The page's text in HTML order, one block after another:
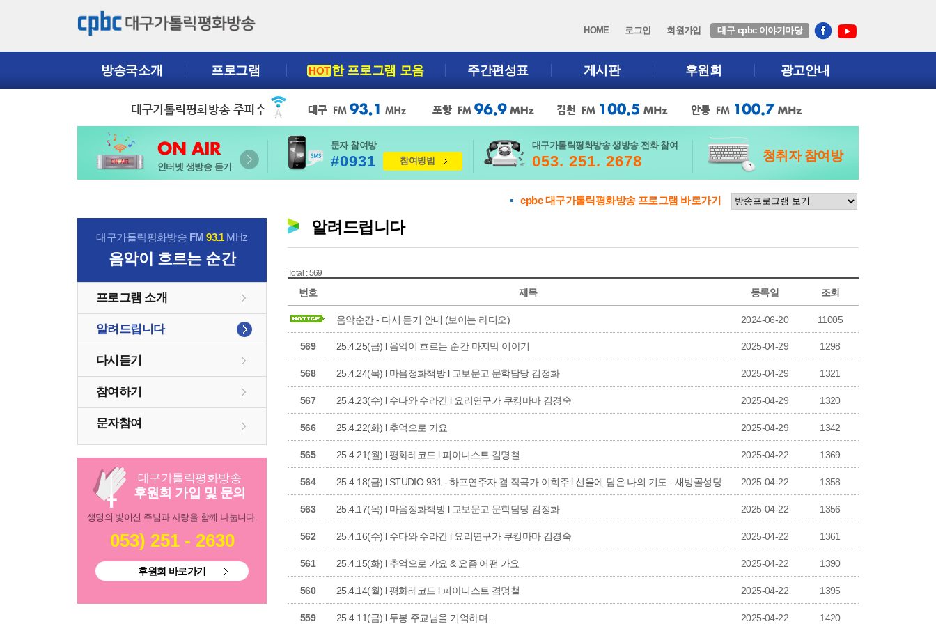
HOME 로그인 회원가입 대구 cpbc 이야기마당
방송국소개 프로그램 HOT한 프로그램 모음 주간편성표 게시판 후원회 광고안내
인터넷 생방송 듣기
문자 참여방
#0931 참여방법
대구가톨릭평화방송 생방송 전화 참여
053. 251. 2678 청취자 참여방
cpbc 대구가톨릭평화방송 프로그램 바로가기
대구가톨릭평화방송 FM93.1MHz
음악이 흐르는 순간
프로그램 소개
알려드립니다
다시듣기
참여하기
문자참여
대구가톨릭평화방송
후원회 가입 및 문의
생명의 빛이신 주님과 사랑을 함께 나눕니다.
053) 251 - 2630
후원회 바로가기
알려드립니다
Total : 569
번호 제목 등록일 조회
음악순간 - 다시 듣기 안내 (보이는 라디오) 2024-06-20 11005
569 25.4.25(금) l 음악이 흐르는 순간 마지막 이야기 2025-04-29 1298
568 25.4.24(목) l 마음정화책방 l 교보문고 문학담당 김정화 2025-04-29 1321
567 25.4.23(수) l 수다와 수라간 l 요리연구가 쿠킹마마 김경숙 2025-04-29 1320
566 25.4.22(화) l 추억으로 가요 2025-04-29 1342
565 25.4.21(월) l 평화레코드 l 피아니스트 김명철 2025-04-22 1369
564 25.4.18(금) l STUDIO 931 - 하프연주자 겸 작곡가 이희주 l 선율에 담은 나의 기도 - 새방골성당 2025-04-22 1358
563 25.4.17(목) l 마음정화책방 l 교보문고 문학담당 김정화 2025-04-22 1356
562 25.4.16(수) l 수다와 수라간 l 요리연구가 쿠킹마마 김경숙 2025-04-22 1361
561 25.4.15(화) l 추억으로 가요 & 요즘 어떤 가요 2025-04-22 1390
560 25.4.14(월) l 평화레코드 l 피아니스트 겸멍철 2025-04-22 1395
559 25.4.11(금) l 두봉 주교님을 기억하며... 2025-04-22 1420